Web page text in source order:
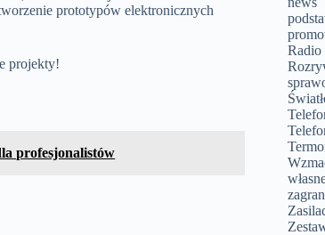
prototypów elektronicznych
projekty!
profesjonalistów